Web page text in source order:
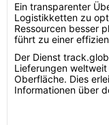
Ein transparenter
Logistikketten zu
Ressourcen besser
führt zu einer
Der Dienst
Lieferungen
Oberfläche. Dies
Informationen über